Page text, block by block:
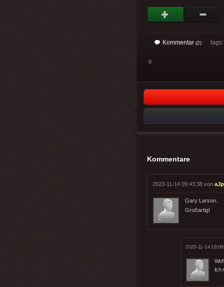
Kommentar (2)
☺
Kommentare
2023-11-14 09:43:38 von
Gary Larson.
Großartig!
2023-11-14
Ich